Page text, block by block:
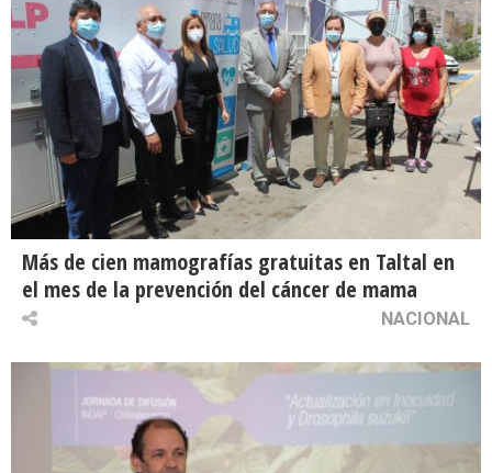
Más de cien mamografías gratuitas en Taltal en
el mes de la prevención del cáncer de mama
NACIONAL